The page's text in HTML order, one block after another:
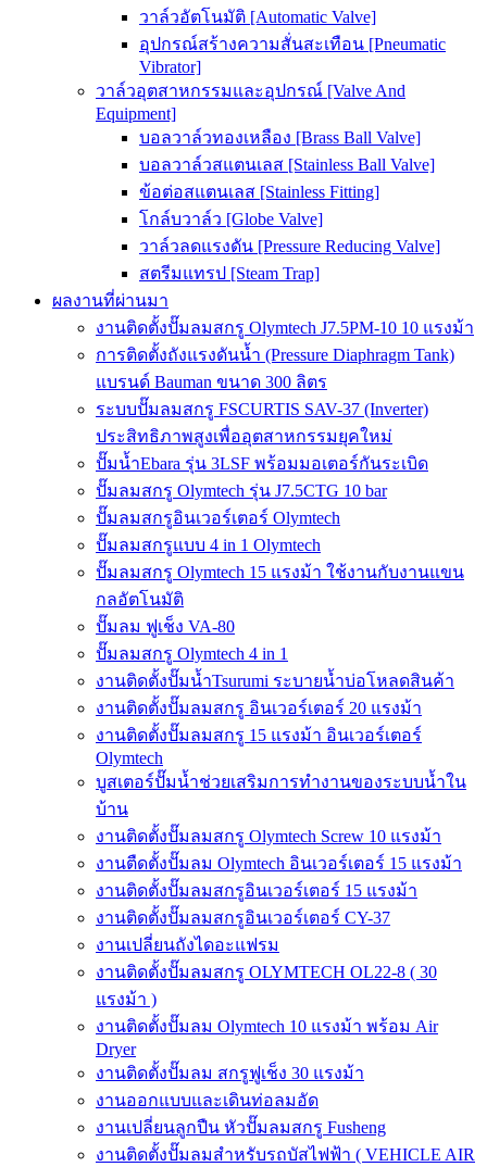
วาล์วอัตโนมัติ [Automatic Valve]
อุปกรณ์สร้างความสั่นสะเทือน [Pneumatic
Vibrator]
วาล์วอุตสาหกรรมและอุปกรณ์ [Valve And
Equipment]
บอลวาล์วทองเหลือง [Brass Ball Valve]
บอลวาล์วสแตนเลส [Stainless Ball Valve]
ข้อต่อสแตนเลส [Stainless Fitting]
โกล์บวาล์ว [Globe Valve]
วาล์วลดแรงดัน [Pressure Reducing Valve]
สตรีมแทรป [Steam Trap]
ผลงานที่ผ่านมา
งานติดตั้งปั๊มลมสกรู Olymtech J7.5PM-10 10 แรงม้า
การติดตั้งถังแรงดันน้ำ (Pressure Diaphragm Tank)
แบรนด์ Bauman ขนาด 300 ลิตร
ระบบปั๊มลมสกรู FSCURTIS SAV-37 (Inverter)
ประสิทธิภาพสูงเพื่ออุตสาหกรรมยุคใหม่
ปั๊มน้ำEbara รุ่น 3LSF พร้อมมอเตอร์กันระเบิด
ปั๊มลมสกรู Olymtech รุ่น J7.5CTG 10 bar
ปั๊มลมสกรูอินเวอร์เตอร์ Olymtech
ปั๊มลมสกรูแบบ 4 in 1 Olymtech
ปั๊มลมสกรู Olymtech 15 แรงม้า ใช้งานกับงานแขน
กลอัตโนมัติ
ปั๊มลม ฟูเช็ง VA-80
ปั๊มลมสกรู Olymtech 4 in 1
งานติดตั้งปั๊มน้ำTsurumi ระบายน้ำบ่อโหลดสินค้า
งานติดตั้งปั๊มลมสกรู อินเวอร์เตอร์ 20 แรงม้า
งานติดตั้งปั๊มลมสกรู 15 แรงม้า อินเวอร์เตอร์
Olymtech
บูสเตอร์ปั๊มน้ำช่วยเสริมการทำงานของระบบน้ำใน
บ้าน
งานติดตั้งปั๊มลมสกรู Olymtech Screw 10 แรงม้า
งานตืดตั้งปั๊มลม Olymtech อินเวอร์เตอร์ 15 แรงม้า
งานติดตั้งปั๊มลมสกรูอินเวอร์เตอร์ 15 แรงม้า
งานติดตั้งปั๊มลมสกรูอินเวอร์เตอร์ CY-37
งานเปลี่ยนถังไดอะแฟรม
งานติดตั้งปั๊มลมสกรู OLYMTECH OL22-8 ( 30
แรงม้า )
งานติดตั้งปั๊มลม Olymtech 10 แรงม้า พร้อม Air
Dryer
งานติดตั้งปั๊มลม สกรูฟูเช็ง 30 แรงม้า
งานออกแบบและเดินท่อลมอัด
งานเปลี่ยนลูกปืน หัวปั๊มลมสกรู Fusheng
งานติดตั้งปั๊มลมสำหรับรถบัสไฟฟ้า ( VEHICLE AIR